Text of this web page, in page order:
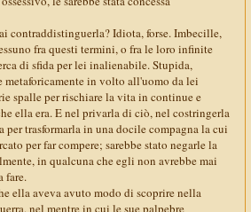
contraddistinguerla? Idiota, forse. Imbecille,
fra questi termini, o fra le loro infinite
di sfida per lei inalienabile. Stupida,
metaforicamente in volto all'uomo da lei
spalle per rischiare la vita in continue e
ella era. E nel privarla di ciò, nel costringerla
per trasformarla in una docile compagna la cui
per far compere; sarebbe stato negarle la
in qualcuna che egli non avrebbe mai
fare.
ella aveva avuto modo di scoprire nella
nel mentre in cui le sue palpebre